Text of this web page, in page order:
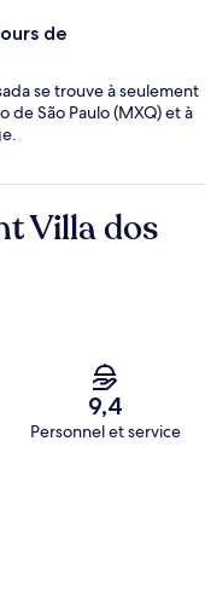
de
se trouve à seulement
São Paulo (MXQ) et à
Villa dos
9,4
Personnel et service